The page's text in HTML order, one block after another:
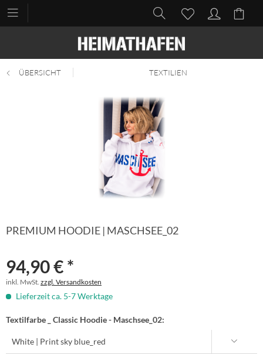
ÜBERSICHT TEXTILIEN
PREMIUM HOODIE | MASCHSEE_02
94,90 € *
inkl. MwSt. zzgl. Versandkosten
Lieferzeit ca. 5-7 Werktage
Textilfarbe _ Classic Hoodie - Maschsee_02: